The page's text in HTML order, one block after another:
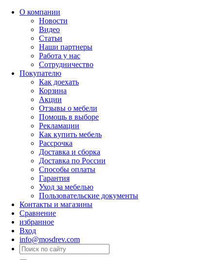
О компании
Новости
Видео
Статьи
Наши партнеры
Работа у нас
Сотрудничество
Покупателю
Как доехать
Корзина
Акции
Отзывы о мебели
Помощь в выборе
Рекламации
Как купить мебель
Рассрочка
Доставка и сборка
Доставка по России
Способы оплаты
Гарантия
Уход за мебелью
Пользовательские документы
Контакты и магазины
Сравнение
избранное
Вход
info@mosdrev.com